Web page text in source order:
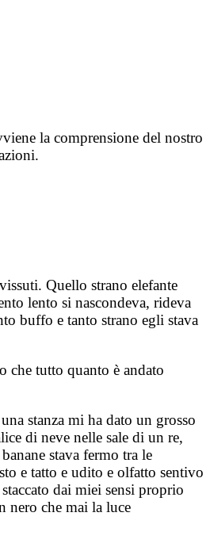
la comprensione del nostro
Quello strano elefante
lento si nascondeva, rideva
buffo e tanto strano egli stava
che tutto quanto è andato
stanza mi ha dato un grosso
di neve nelle sale di un re,
stava fermo tra le
e tatto e udito e olfatto sentivo
dai miei sensi proprio
nero che mai la luce